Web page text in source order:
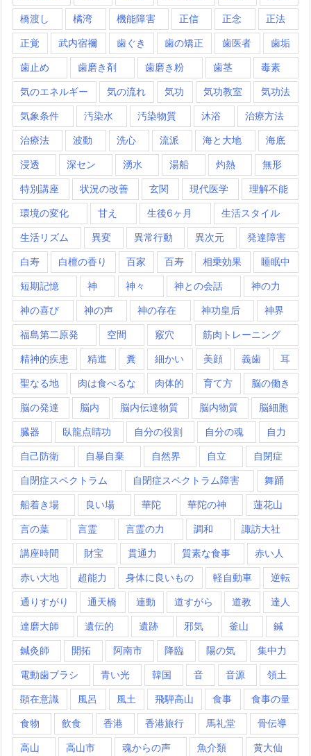
橋渡し 橘湾 機能障害 正信 正念 正法
正覚 武内宿禰 歯ぐき 歯の矯正 歯医者 歯垢
歯止め 歯磨き剤 歯磨き粉 歯茎 毒素
気のエネルギー 気の流れ 気功 気功教室 気功法
気象条件 汚染水 汚染物質 沐浴 治療方法
治療法 波動 洗心 流派 海と大地 海底
浸透 深セン 湧水 湯船 灼熱 無形
特別講座 状況の改善 玄関 現代医学 理解不能
環境の変化 甘え 生後6ヶ月 生活スタイル
生活リズム 異変 異常行動 異次元 発達障害
白寿 白檀の香り 百家 百寿 相乗効果 睡眠中
短期記憶 神 神々 神との会話 神の力
神の喜び 神の声 神の存在 神功皇后 神界
福島第二原発 空間 竅穴 筋肉トレーニング
精神的疾患 精進 糞 細かい 美顔 義歯 耳
聖なる地 肉は食べるな 肉体的 育て方 脳の働き
脳の発達 脳内 脳内伝達物質 脳内物質 脳細胞
臓器 臥龍点睛功 自分の役割 自分の魂 自力
自己防衛 自暴自棄 自然界 自立 自閉症
自閉症スペクトラム 自閉症スペクトラム障害 舞踊
船着き場 良い場 華陀 華陀の神 蓮花山
言の葉 言霊 言霊の力 調和 諏訪大社
講座時間 財宝 貫通力 質素な食事 赤い人
赤い大地 超能力 身体に良いもの 軽自動車 逆転
通りすがり 通天橋 連動 道すがら 道教 達人
達磨大師 遺伝的 遺跡 邪気 釜山 鍼
鍼灸師 開拓 阿南市 降臨 陽の気 集中力
電動歯ブラシ 青い光 韓国 音 音源 領土
顕在意識 風呂 風土 飛騨高山 食事 食事の量
食物 飲食 香港 香港旅行 馬礼堂 骨伝導
高山 高山市 魂からの声 魚介類 黄大仙